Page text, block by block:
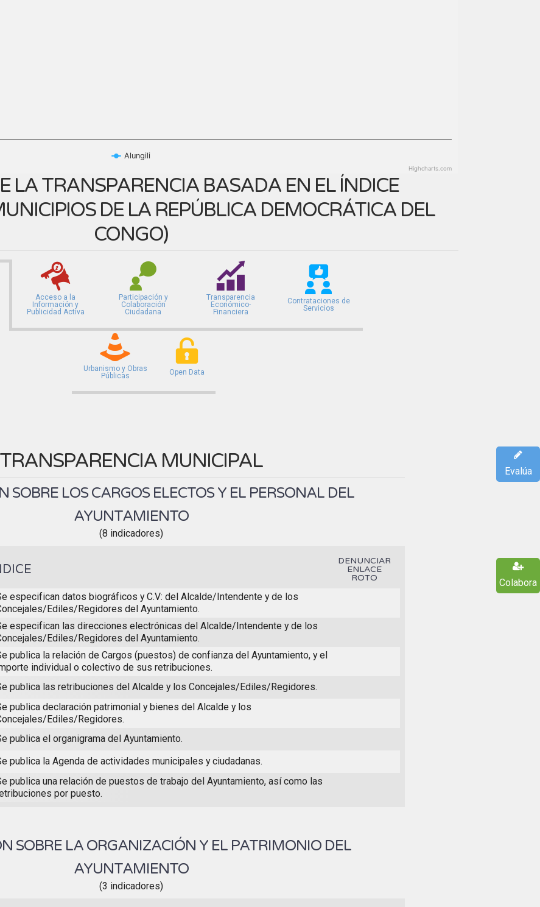
Alungili
Highcharts.com
LA TRANSPARENCIA BASADA EN EL ÍNDICE
DE LA REPÚBLICA DEMOCRÁTICA DEL
CONGO)
Acceso a la
Información y
Publicidad Activa
Participación y
Colaboración
Ciudadana
Transparencia
Económico-
Financiera
Contrataciones de
Servicios
Urbanismo y Obras
Públicas
Open Data
TRANSPARENCIA MUNICIPAL
SOBRE LOS CARGOS ELECTOS Y EL PERSONAL DEL
AYUNTAMIENTO
(8 indicadores)
DENUNCIAR
ENLACE
ROTO
especifican datos biográficos y C.V: del Alcalde/Intendente y de los
Ediles/Regidores del Ayuntamiento.
especifican las direcciones electrónicas del Alcalde/Intendente y de los
Ediles/Regidores del Ayuntamiento.
publica la relación de Cargos (puestos) de confianza del Ayuntamiento, y el
individual o colectivo de sus retribuciones.
publica las retribuciones del Alcalde y los Concejales/Ediles/Regidores.
publica declaración patrimonial y bienes del Alcalde y los
Ediles/Regidores.
publica el organigrama del Ayuntamiento.
publica la Agenda de actividades municipales y ciudadanas.
publica una relación de puestos de trabajo del Ayuntamiento, así como las
por puesto.
SOBRE LA ORGANIZACIÓN Y EL PATRIMONIO DEL
AYUNTAMIENTO
(3 indicadores)
Evalúa
Colabora